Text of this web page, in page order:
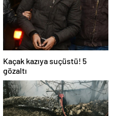
Kaçak kazıya suçüstü! 5
gözaltı